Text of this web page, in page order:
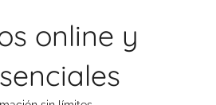
online y